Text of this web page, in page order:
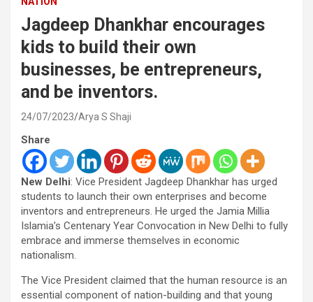
Jagdeep Dhankhar encourages
kids to build their own
businesses, be entrepreneurs,
and be inventors.
24/07/2023 Arya S Shaji
Share
New Delhi: Vice President Jagdeep Dhankhar has urged
students to launch their own enterprises and become
inventors and entrepreneurs. He urged the Jamia Millia
Islamia’s Centenary Year Convocation in New Delhi to fully
embrace and immerse themselves in economic
nationalism.
The Vice President claimed that the human resource is an
essential component of nation-building and that young